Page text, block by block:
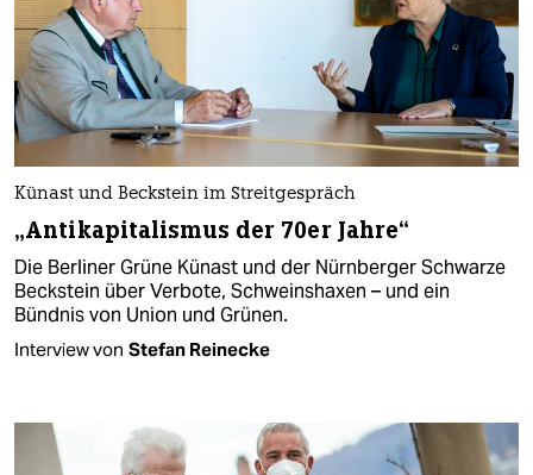
Künast und Beckstein im Streitgespräch
„Antikapitalismus der 70er Jahre“
Die Berliner Grüne Künast und der Nürnberger Schwarze
Beckstein über Verbote, Schweins­haxen – und ein
Bündnis von Union und Grünen.
Interview von Stefan Reinecke